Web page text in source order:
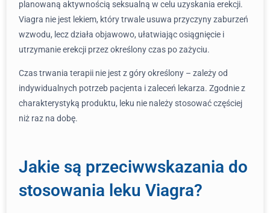
planowaną aktywnością seksualną w celu uzyskania erekcji.
Viagra nie jest lekiem, który trwale usuwa przyczyny zaburzeń
wzwodu, lecz działa objawowo, ułatwiając osiągnięcie i
utrzymanie erekcji przez określony czas po zażyciu.
Czas trwania terapii nie jest z góry określony – zależy od
indywidualnych potrzeb pacjenta i zaleceń lekarza. Zgodnie z
charakterystyką produktu, leku nie należy stosować częściej
niż raz na dobę.
Jakie są przeciwwskazania do
stosowania leku Viagra?